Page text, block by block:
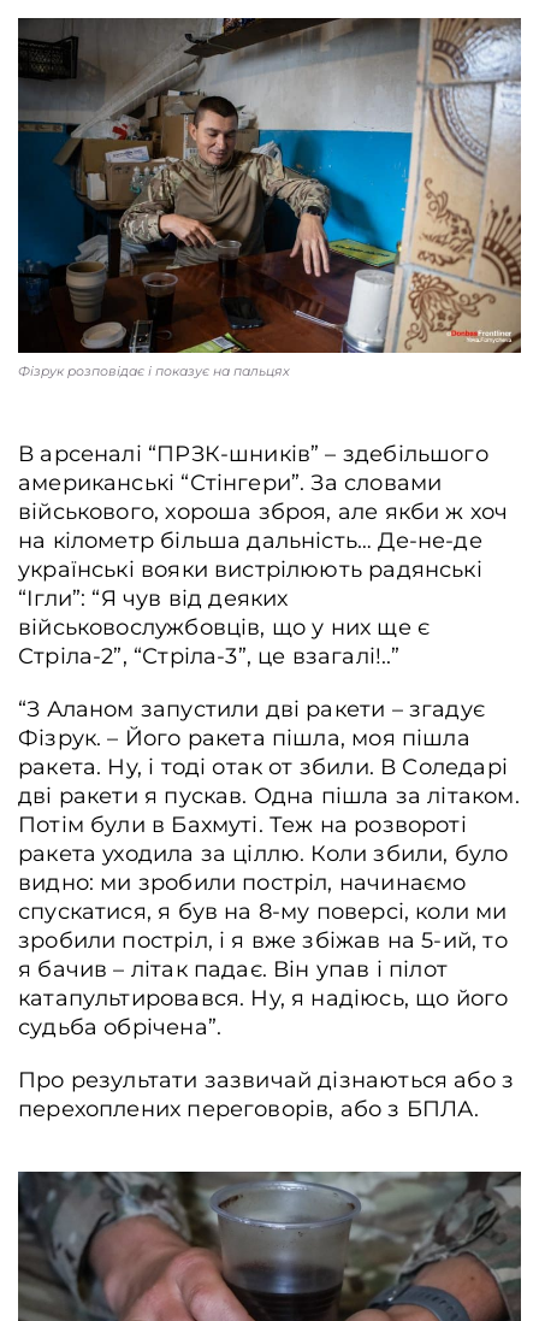
Фізрук розповідає і показує на пальцях
В арсеналі “ПРЗК-шників” – здебільшого
американські “Стінгери”. За словами
військового, хороша зброя, але якби ж хоч
на кілометр більша дальність… Де-не-де
українські вояки вистрілюють радянські
“Ігли”: “Я чув від деяких
військовослужбовців, що у них ще є
Стріла-2”, “Стріла-3”, це взагалі!..”
“З Аланом запустили дві ракети – згадує
Фізрук. – Його ракета пішла, моя пішла
ракета. Ну, і тоді отак от збили. В Соледарі
дві ракети я пускав. Одна пішла за літаком.
Потім були в Бахмуті. Теж на розвороті
ракета уходила за ціллю. Коли збили, було
видно: ми зробили постріл, начинаємо
спускатися, я був на 8-му поверсі, коли ми
зробили постріл, і я вже збіжав на 5-ий, то
я бачив – літак падає. Він упав і пілот
катапультировався. Ну, я надіюсь, що його
судьба обрічена”.
Про результати зазвичай дізнаються або з
перехоплених переговорів, або з БПЛА.